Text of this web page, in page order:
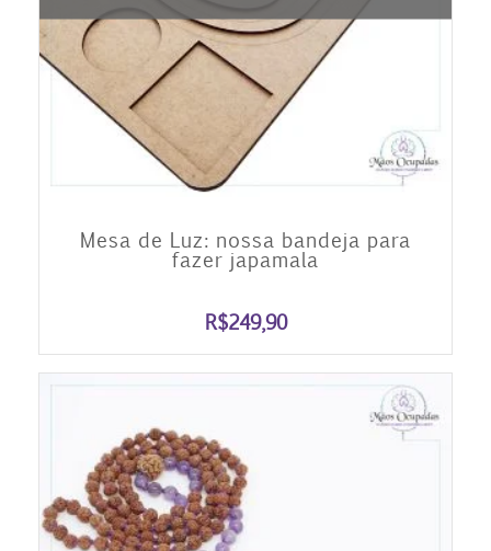
Mesa de Luz: nossa bandeja para
fazer japamala
R$249,90